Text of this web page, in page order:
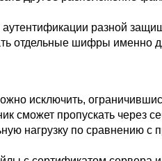
разной
отдельные шифры именно
исключить,
сможет пропускать через
нагрузку по сравнению с